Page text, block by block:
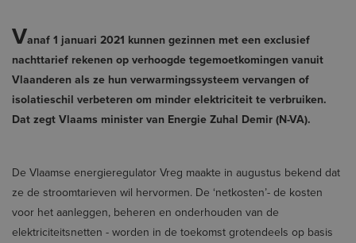
Vanaf 1 januari 2021 kunnen gezinnen met een exclusief
nachttarief rekenen op verhoogde tegemoetkomingen vanuit
Vlaanderen als ze hun verwarmingssysteem vervangen of
isolatieschil verbeteren om minder elektriciteit te verbruiken.
Dat zegt Vlaams minister van Energie Zuhal Demir (N-VA).
De Vlaamse energieregulator Vreg maakte in augustus bekend dat
ze de stroomtarieven wil hervormen. De ‘netkosten’- de kosten
voor het aanleggen, beheren en onderhouden van de
elektriciteitsnetten - worden in de toekomst grotendeels op basis